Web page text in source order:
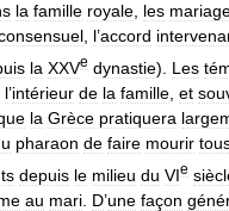
la famille royale les
l’accord
la XXVe dynastie). Les
l’intérieur de la famille et
la Grèce pratiquera
pharaon de faire mourir
depuis le milieu du VIe
au mari D’une façon